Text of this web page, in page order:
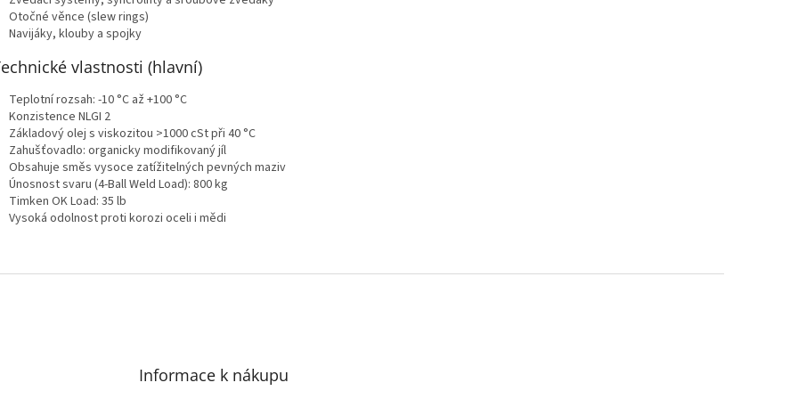
Otočné věnce (slew rings)
Navijáky, klouby a spojky
vlastnosti (hlavní)
Teplotní rozsah: -10 °C až +100 °C
Konzistence NLGI 2
Základový olej s viskozitou >1000 cSt při 40 °C
Zahušťovadlo: organicky modifikovaný jíl
Obsahuje směs vysoce zatížitelných pevných maziv
Únosnost svaru (4-Ball Weld Load): 800 kg
Timken OK Load: 35 lb
Vysoká odolnost proti korozi oceli i mědi
Informace k nákupu